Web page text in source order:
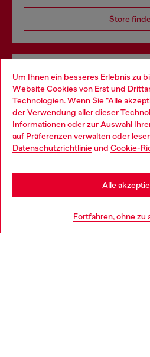
Um Ihnen ein besseres Erlebnis zu
Website Cookies von Erst und
Technologien. Wenn Sie "Alle
der Verwendung aller dieser
Informationen oder zur Auswahl
auf Präferenzen verwaltenoder
Datenschutzrichtlinieund Cookie-
Fortfahren, ohne zu
Alle
Store
Omnichannel-Services
Entdecke unser gesamtes
im Store.
Mehr
Choose your location
You are currently browsing
you may be based in United States